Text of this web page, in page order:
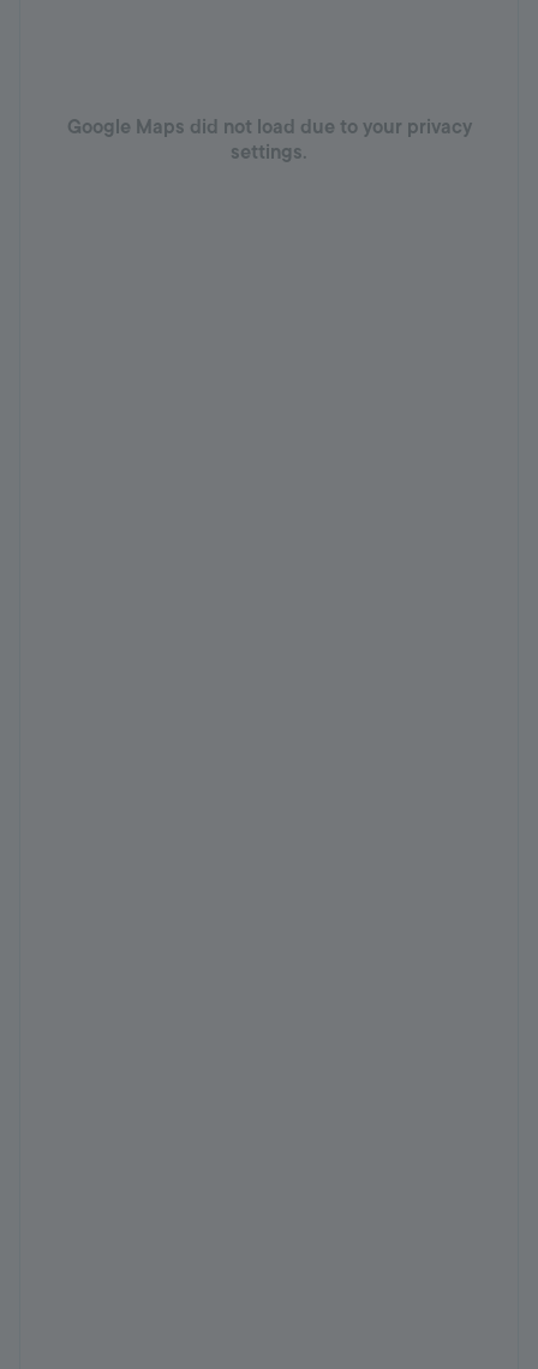
Google Maps did not load due to your privacy
settings.